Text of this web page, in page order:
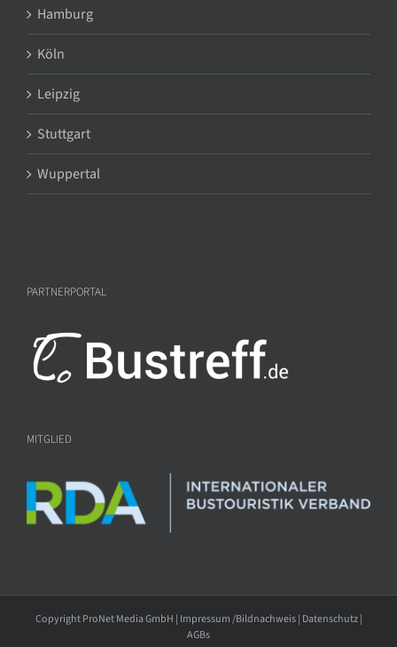
Hamburg
Köln
Leipzig
Stuttgart
Wuppertal
PARTNERPORTAL
MITGLIED
Copyright ProNet Media GmbH | Impressum /Bildnachweis| Datenschutz|
AGBs